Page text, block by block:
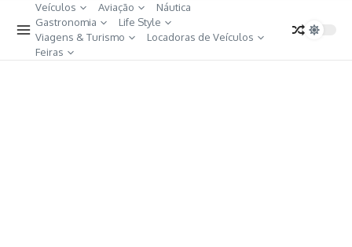
Veículos Aviação
Náutica
Gastronomia
Life Style
Viagens & Turismo
Locadoras de Veículos
Feiras